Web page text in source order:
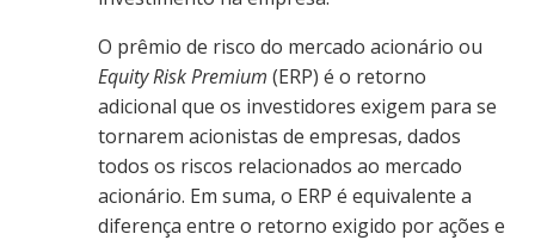
O prêmio de risco do mercado acionário ou
Equity Risk Premium (ERP) é o retorno
adicional que os investidores exigem para se
tornarem acionistas de empresas, dados
todos os riscos relacionados ao mercado
acionário. Em suma, o ERP é equivalente a
diferença entre o retorno exigido por ações e